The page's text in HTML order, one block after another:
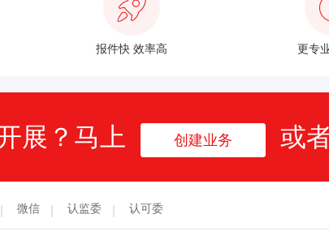
报件快 效率高 更专
展？马上 创建业务 或
微信 认监委 认可委